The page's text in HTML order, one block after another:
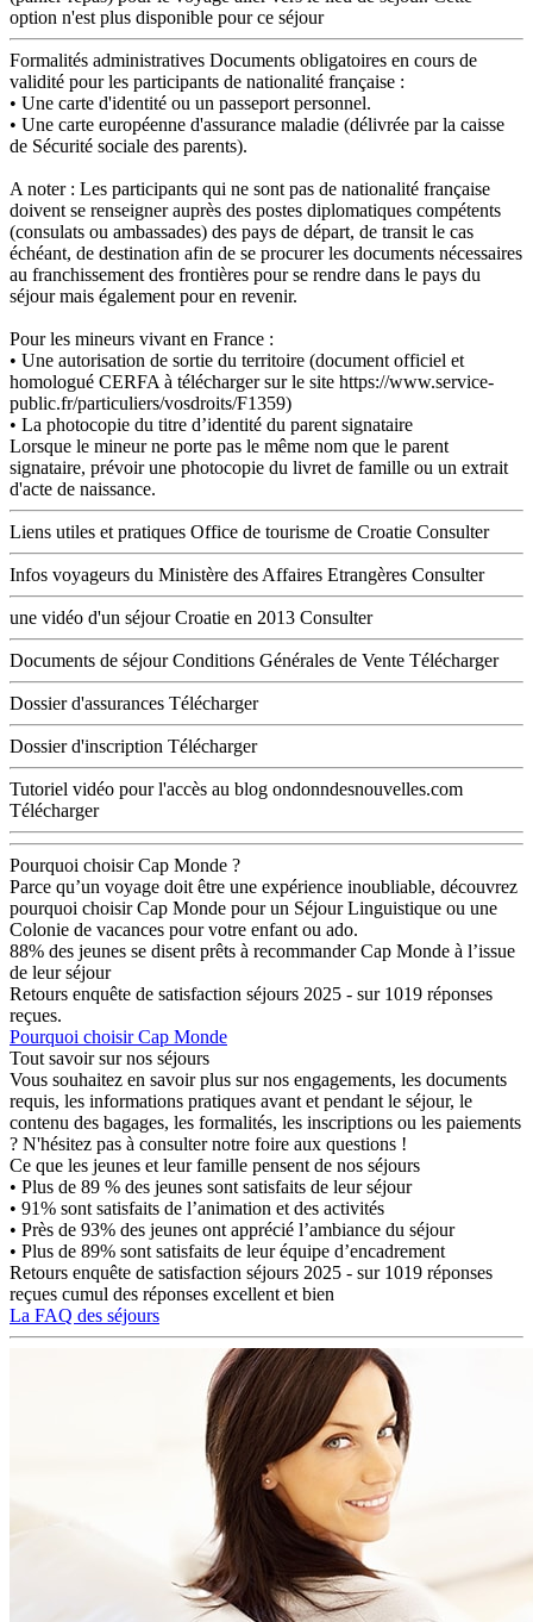
option n'est plus disponible pour ce séjour
Formalités administratives Documents obligatoires en cours de
validité pour les participants de nationalité française :
• Une carte d'identité ou un passeport personnel.
• Une carte européenne d'assurance maladie (délivrée par la caisse
de Sécurité sociale des parents).
A noter : Les participants qui ne sont pas de nationalité française
doivent se renseigner auprès des postes diplomatiques compétents
(consulats ou ambassades) des pays de départ, de transit le cas
échéant, de destination afin de se procurer les documents nécessaires
au franchissement des frontières pour se rendre dans le pays du
séjour mais également pour en revenir.
Pour les mineurs vivant en France :
• Une autorisation de sortie du territoire (document officiel et
homologué CERFA à télécharger sur le site https://www.service-
public.fr/particuliers/vosdroits/F1359)
• La photocopie du titre d’identité du parent signataire
Lorsque le mineur ne porte pas le même nom que le parent
signataire, prévoir une photocopie du livret de famille ou un extrait
d'acte de naissance.
Liens utiles et pratiques Office de tourisme de Croatie Consulter
Infos voyageurs du Ministère des Affaires Etrangères Consulter
une vidéo d'un séjour Croatie en 2013 Consulter
Documents de séjourConditions Générales de Vente Télécharger
Dossier d'assurances Télécharger
Dossier d'inscription Télécharger
Tutoriel vidéo pour l'accès au blog ondonndesnouvelles.com
Télécharger
Pourquoi choisir Cap Monde ?
Parce qu’un voyage doit être une expérience inoubliable, découvrez
pourquoi choisir Cap Monde pour un Séjour Linguistique ou une
Colonie de vacances pour votre enfant ou ado.
88% des jeunes se disent prêts à recommander Cap Monde à l’issue
de leur séjour
Retours enquête de satisfaction séjours 2025 - sur 1019 réponses
reçues.
Pourquoi choisir Cap Monde
Tout savoir sur nos séjours
Vous souhaitez en savoir plus sur nos engagements, les documents
requis, les informations pratiques avant et pendant le séjour, le
contenu des bagages, les formalités, les inscriptions ou les paiements
? N'hésitez pas à consulter notre foire aux questions !
Ce que les jeunes et leur famille pensent de nos séjours
• Plus de 89 % des jeunes sont satisfaits de leur séjour
• 91% sont satisfaits de l’animation et des activités
• Près de 93% des jeunes ont apprécié l’ambiance du séjour
• Plus de 89% sont satisfaits de leur équipe d’encadrement
Retours enquête de satisfaction séjours 2025 - sur 1019 réponses
reçues cumul des réponses excellent et bien
La FAQ des séjours